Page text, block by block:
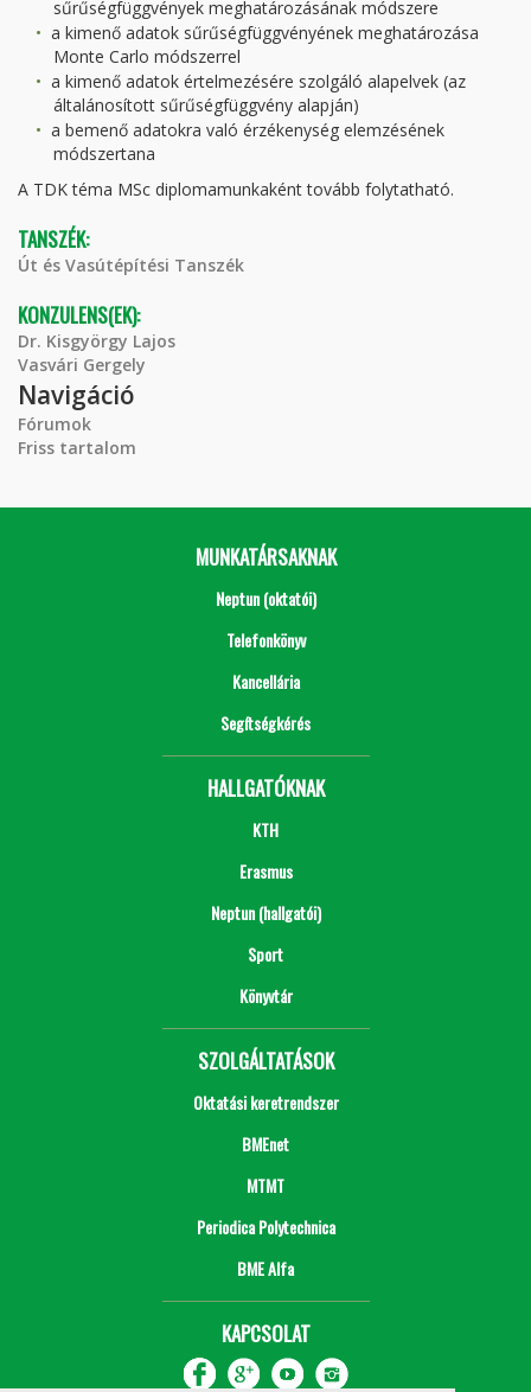
sűrűségfüggvények meghatározásának módszere
a kimenő adatok sűrűségfüggvényének meghatározása
Monte Carlo módszerrel
a kimenő adatok értelmezésére szolgáló alapelvek (az
általánosított sűrűségfüggvény alapján)
a bemenő adatokra való érzékenység elemzésének
módszertana
A TDK téma MSc diplomamunkaként tovább folytatható.
TANSZÉK:
Út és Vasútépítési Tanszék
KONZULENS(EK):
Dr. Kisgyörgy Lajos
Vasvári Gergely
Navigáció
Fórumok
Friss tartalom
MUNKATÁRSAKNAK
Neptun (oktatói)
Telefonkönyv
Kancellária
Segítségkérés
HALLGATÓKNAK
KTH
Erasmus
Neptun (hallgatói)
Sport
Könyvtár
SZOLGÁLTATÁSOK
Oktatási keretrendszer
BMEnet
MTMT
Periodica Polytechnica
BME Alfa
KAPCSOLAT